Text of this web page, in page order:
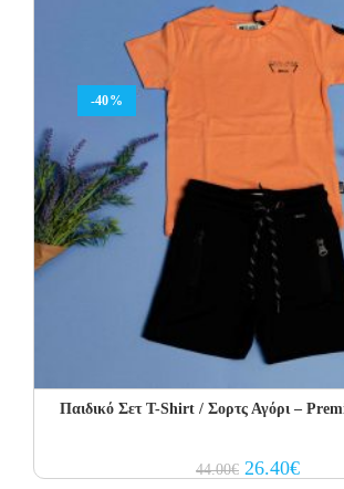
-40%
Παιδικό Σετ T-Shirt / Σορτς Αγόρι –
44.00€ Original
price
26.40€Current
price